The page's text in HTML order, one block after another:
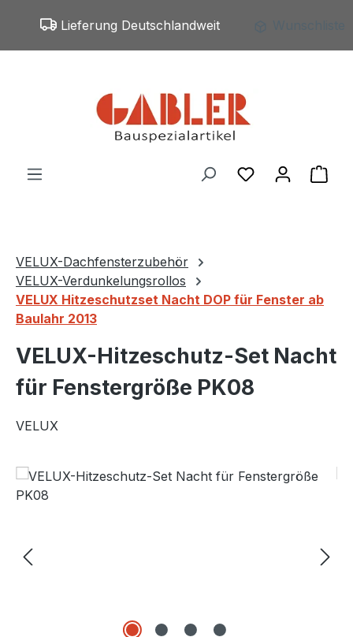
Zum Hauptinhalt springen
Lieferung Deutschlandweit
Du hast 0
VELUX-Dachfensterzubehör
VELUX-Verdunkelungsrollos
VELUX Hitzeschutzset Nacht DOP für Fenster ab
Baulahr 2013
VELUX-Hitzeschutz-Set Nacht
für Fenstergröße PK08
VELUX
Bildergalerie überspringen